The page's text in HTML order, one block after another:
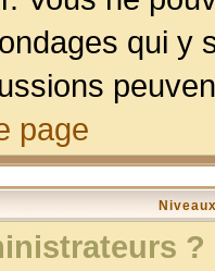
qui y
page
?